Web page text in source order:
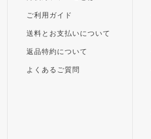
ご利用ガイド
送料とお支払いについて
返品特約について
よくあるご質問